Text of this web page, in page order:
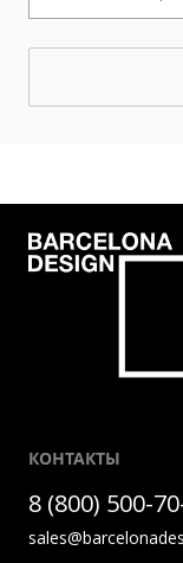
КОНТАКТЫ
8 (800) 500-